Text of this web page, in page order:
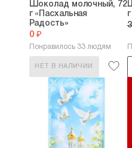
Шоколад молочный, 72
г «Пасхальная
Радость»
0 ₽
Понравилось 33 людям
НЕТ В НАЛИЧИИ